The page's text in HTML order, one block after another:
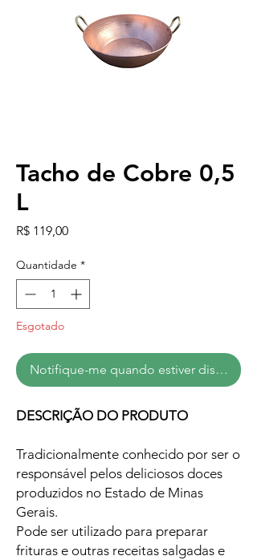
Tacho de Cobre 0,5
L
R$ 119,00Preço
Quantidade *
Esgotado
Notifique-me quando estiver disponível
DESCRIÇÃO DO PRODUTO
Tradicionalmente conhecido por ser o
responsável pelos deliciosos doces
produzidos no Estado de Minas
Gerais.
Pode ser utilizado para preparar
frituras e outras receitas salgadas e